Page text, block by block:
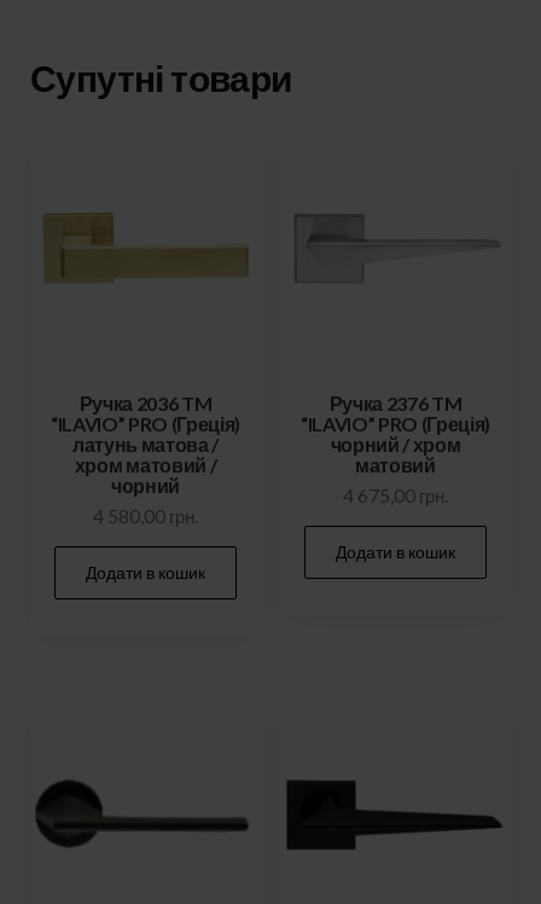
Супутні товари
Ручка 2036 TM
“ILAVIO” PRO (Греція)
латунь матова /
хром матовий /
чорний
4 580,00 грн.
Додати в кошик
Ручка 2376 TM
“ILAVIO” PRO (Греція)
чорний / хром
матовий
4 675,00 грн.
Додати в кошик